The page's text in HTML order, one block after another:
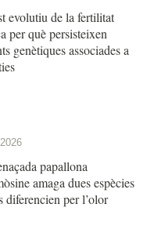
evolutiu de la fertilitat
per què persisteixen
genètiques associades a
papallona
amaga dues espècies
diferencien per l’olor